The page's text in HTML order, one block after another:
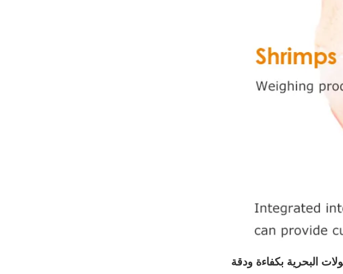
البحرية بكفاءة ودقة